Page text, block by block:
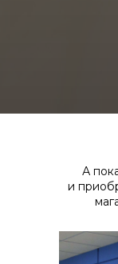
А
и